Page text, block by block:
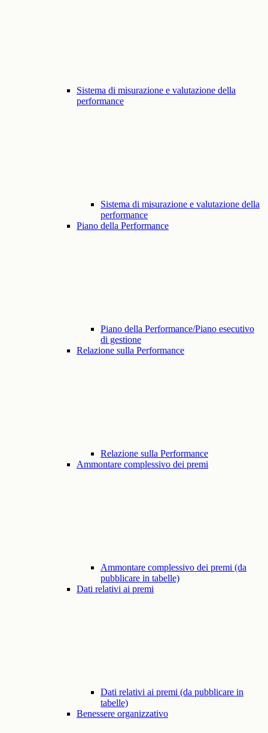
Sistema di misurazione e valutazione della
performance
Sistema di misurazione e valutazione della
performance
Piano della Performance
Piano della Performance/Piano esecutivo
di gestione
Relazione sulla Performance
Relazione sulla Performance
Ammontare complessivo dei premi
Ammontare complessivo dei premi (da
pubblicare in tabelle)
Dati relativi ai premi
Dati relativi ai premi (da pubblicare in
tabelle)
Benessere organizzativo